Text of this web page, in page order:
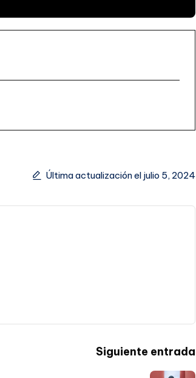
Última actualización el julio 5, 2024
Siguiente entrada